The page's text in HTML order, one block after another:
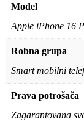
Model
Apple iPhone 16
Robna grupa
Smart mobilni
Prava potrošača
Zagarantovana